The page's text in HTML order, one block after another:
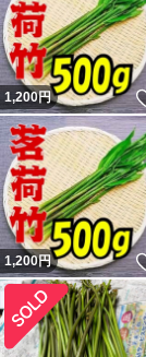
1,200円
1,200円